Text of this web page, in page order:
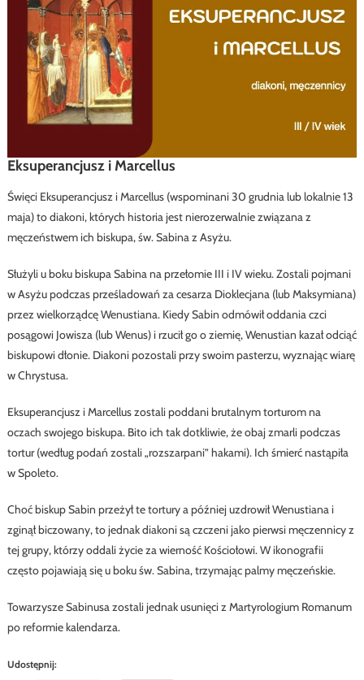
Eksuperancjusz i Marcellus
Święci Eksuperancjusz i Marcellus (wspominani 30 grudnia lub lokalnie 13
maja) to diakoni, których historia jest nierozerwalnie związana z
męczeństwem ich biskupa, św. Sabina z Asyżu.
Służyli u boku biskupa Sabina na przełomie III i IV wieku. Zostali pojmani
w Asyżu podczas prześladowań za cesarza Dioklecjana (lub Maksymiana)
przez wielkorządcę Wenustiana. Kiedy Sabin odmówił oddania czci
posągowi Jowisza (lub Wenus) i rzucił go o ziemię, Wenustian kazał odciąć
biskupowi dłonie. Diakoni pozostali przy swoim pasterzu, wyznając wiarę
w Chrystusa.
Eksuperancjusz i Marcellus zostali poddani brutalnym torturom na
oczach swojego biskupa. Bito ich tak dotkliwie, że obaj zmarli podczas
tortur (według podań zostali „rozszarpani” hakami). Ich śmierć nastąpiła
w Spoleto.
Choć biskup Sabin przeżył te tortury a później uzdrowił Wenustiana i
zginął biczowany, to jednak diakoni są czczeni jako pierwsi męczennicy z
tej grupy, którzy oddali życie za wierność Kościołowi. W ikonografii
często pojawiają się u boku św. Sabina, trzymając palmy męczeńskie.
Towarzysze Sabinusa zostali jednak usunięci z Martyrologium Romanum
po reformie kalendarza.
Udostępnij: